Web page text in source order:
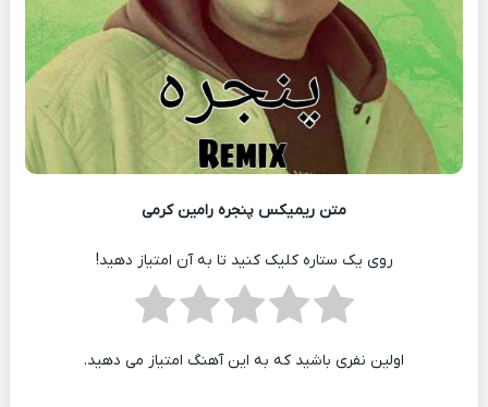
متن ریمیکس پنجره رامین کرمی
روی یک ستاره کلیک کنید تا به آن امتیاز دهید!
اولین نفری باشید که به این آهنگ امتیاز می دهید.